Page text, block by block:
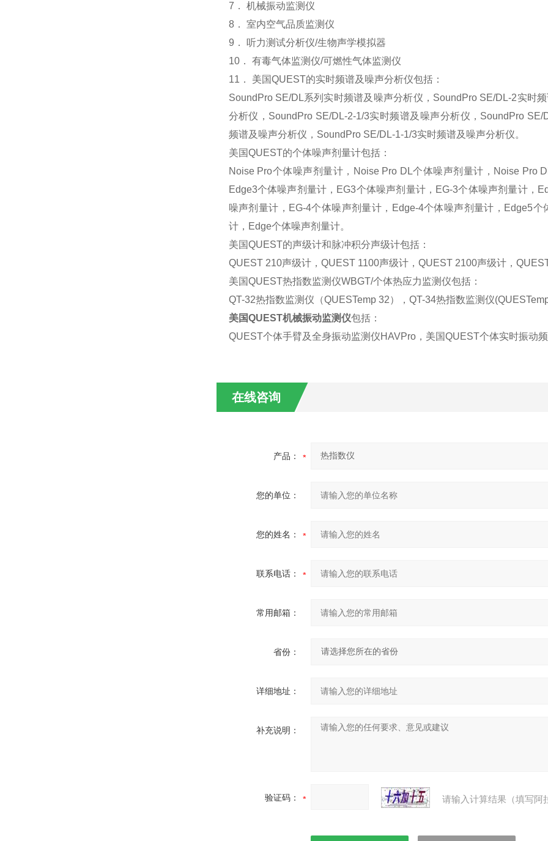
7． 机械振动监测仪
8． 室内空气品质监测仪
9． 听力测试分析仪/生物声学模拟器
10． 有毒气体监测仪/可燃性气体监测仪
11． 美国QUEST的实时频谱及噪声分析仪包括：
SoundPro SE/DL系列实时频谱及噪声分析仪，SoundPro SE/DL-2实时
分析仪，SoundPro SE/DL-2-1/3实时频谱及噪声分析仪，SoundPro
频谱及噪声分析仪，SoundPro SE/DL-1-1/3实时频谱及噪声分析仪。
美国QUEST的个体噪声剂量计包括：
Noise Pro个体噪声剂量计，Noise Pro DL个体噪声剂量计，Noise Pro
Edge3个体噪声剂量计，EG3个体噪声剂量计，EG-3个体噪声剂量计，
噪声剂量计，EG-4个体噪声剂量计，Edge-4个体噪声剂量计，Edge5
计，Edge个体噪声剂量计。
美国QUEST的声级计和脉冲积分声级计包括：
QUEST 210声级计，QUEST 1100声级计，QUEST 2100声级计，
美国QUEST热指数监测仪WBGT/个体热应力监测仪包括：
QT-32热指数监测仪（QUESTemp 32），QT-34热指数监测仪
美国QUEST机械振动监测仪包括：
QUEST个体手臂及全身振动监测仪HAVPro，美国QUEST个体实时振动频
在线咨询
产品：
您的单位：
您的姓名：
联系电话：
常用邮箱：
省份：
详细地址：
补充说明：
验证码： 请输入计算结果（填写阿